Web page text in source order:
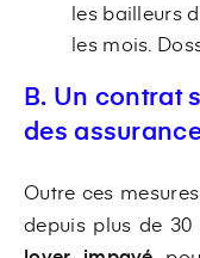
les bailleurs
les mois.
B. Un contrat
des
Outre ces
depuis plus de